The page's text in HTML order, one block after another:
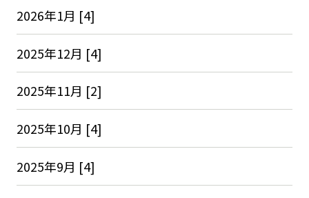
2026年1月 [4]
2025年12月 [4]
2025年11月 [2]
2025年10月 [4]
2025年9月 [4]